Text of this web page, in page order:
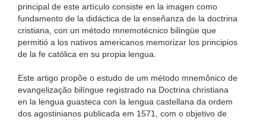
principal de este artículo consiste en la imagen como
fundamento de la didáctica de la enseñanza de la doctrina
cristiana, con un método mnemotécnico bilingüe que
permitió a los nativos americanos memorizar los principios
de la fe católica en su propia lengua.
Este artigo propõe o estudo de um método mnemônico de
evangelização bilíngue registrado na Doctrina christiana
en la lengua guasteca con la lengua castellana da ordem
dos agostinianos publicada em 1571, com o objetivo de